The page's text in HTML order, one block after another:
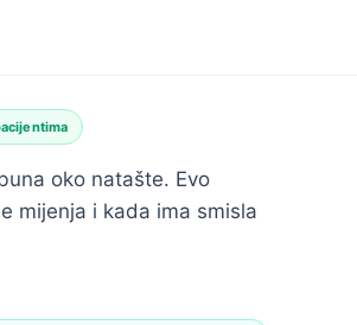
oko natašte. Evo
mijenja i kada ima smisla